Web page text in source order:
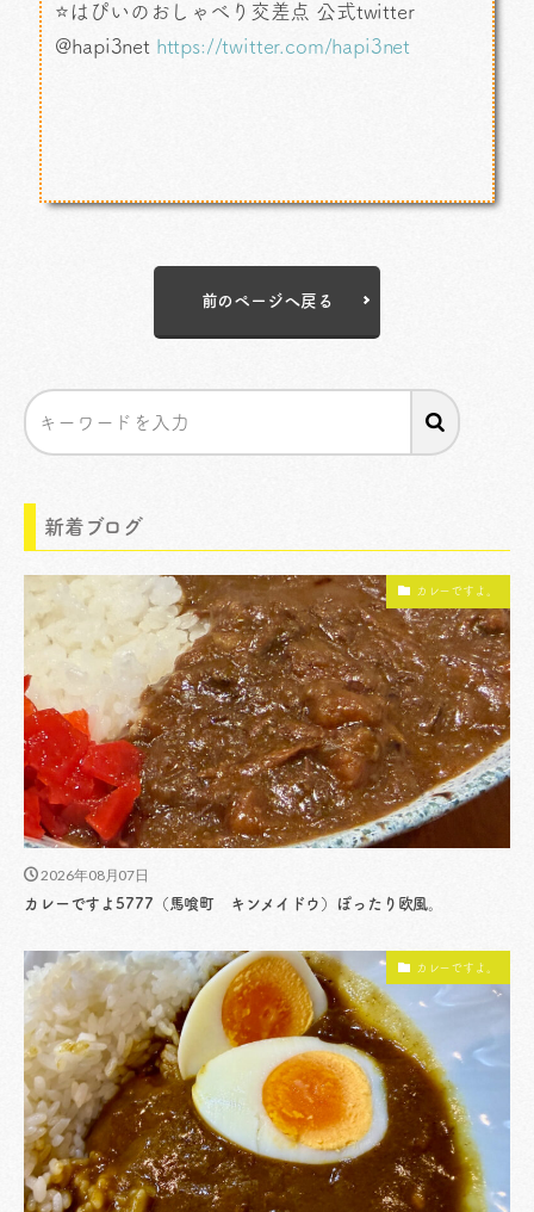
⭐はぴいのおしゃべり交差点 公式twitter
@hapi3net https://twitter.com/hapi3net
前のページへ戻る
新着ブログ
カレーですよ。
2026年08月07日
カレーですよ5777（馬喰町 キンメイドウ）ぽったり欧風。
カレーですよ。